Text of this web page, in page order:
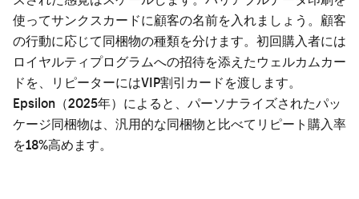
使ってサンクスカードに顧客の名前を入れましょう。顧客
の行動に応じて同梱物の種類を分けます。初回購入者には
ロイヤルティプログラムへの招待を添えたウェルカムカー
ドを、リピーターにはVIP割引カードを渡します。
Epsilon（2025年）によると、パーソナライズされたパッ
ケージ同梱物は、汎用的な同梱物と比べてリピート購入率
を18%高めます。